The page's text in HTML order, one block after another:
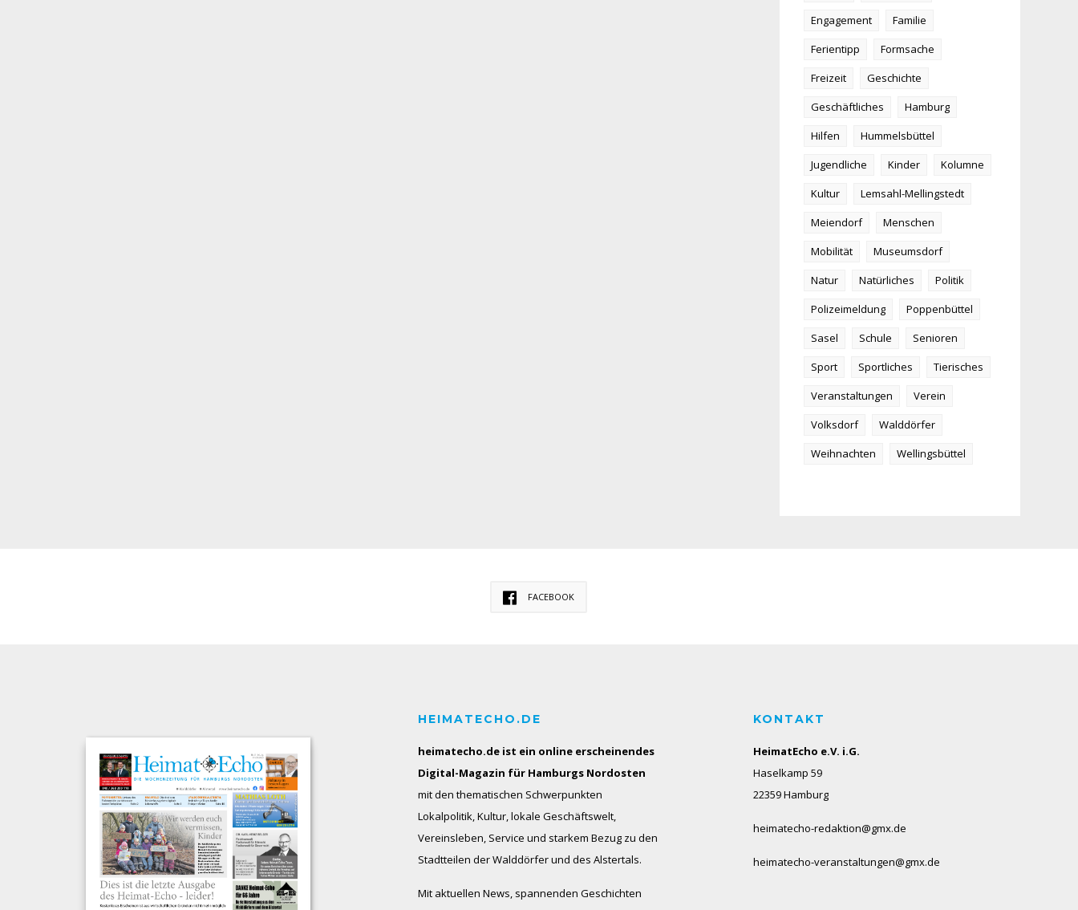
Engagement
Familie
Ferientipp
Formsache
Freizeit
Geschichte
Geschäftliches
Hamburg
Hilfen
Hummelsbüttel
Jugendliche
Kinder
Kolumne
Kultur
Lemsahl-Mellingstedt
Meiendorf
Menschen
Mobilität
Museumsdorf
Natur
Natürliches
Politik
Polizeimeldung
Poppenbüttel
Sasel
Schule
Senioren
Sport
Sportliches
Tierisches
Veranstaltungen
Verein
Volksdorf
Walddörfer
Weihnachten
Wellingsbüttel
FACEBOOK
HEIMATECHO.DE
heimatecho.de ist ein online erscheinendes
Digital-Magazin für Hamburgs Nordosten
mit den thematischen Schwerpunkten
Lokalpolitik, Kultur, lokale Geschäftswelt,
Vereinsleben, Service und starkem Bezug zu den
Stadtteilen der Walddörfer und des Alstertals.
Mit aktuellen News, spannenden Geschichten
KONTAKT
HeimatEcho e.V. i.G.
Haselkamp 59
22359 Hamburg
heimatecho-redaktion@gmx.de
heimatecho-veranstaltungen@gmx.de